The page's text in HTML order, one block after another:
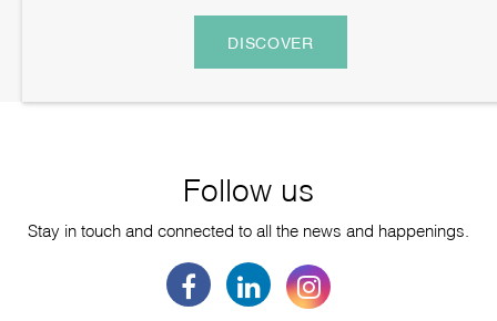
DISCOVER
Follow us
Stay in touch and connected to all the news and happenings.